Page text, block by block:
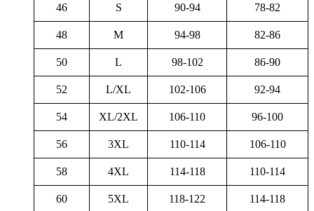
46 S 90-94 78-82
48 M 94-98 82-86
50 L 98-102 86-90
52 L/XL 102-106 92-94
54 XL/2XL 106-110 96-100
56 3XL 110-114 106-110
58 4XL 114-118 110-114
60 5XL 118-122 114-118